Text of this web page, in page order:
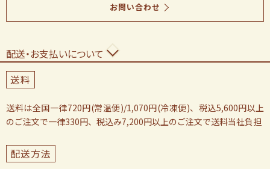
お問い合わせ
配送・お支払いについて
送料
送料は全国一律720円(常温便)/1,070円(冷凍便)、税込5,600円以上
のご注文で一律330円、税込み7,200円以上のご注文で送料当社負担
配送方法